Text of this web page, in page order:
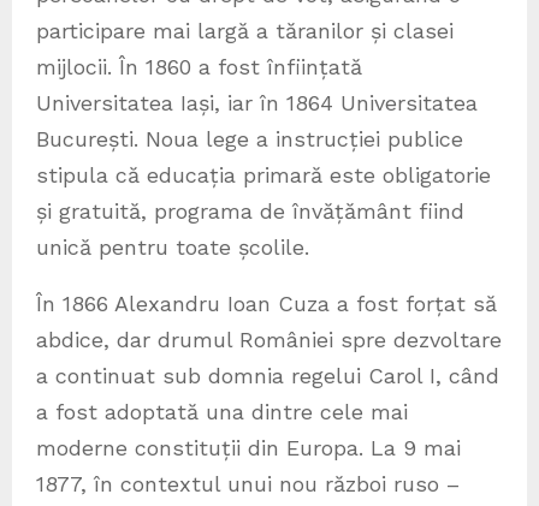
participare mai largă a tăranilor și clasei
mijlocii. În 1860 a fost înființată
Universitatea Iași, iar în 1864 Universitatea
București. Noua lege a instrucției publice
stipula că educația primară este obligatorie
și gratuită, programa de învățământ fiind
unică pentru toate școlile.
În 1866 Alexandru Ioan Cuza a fost forțat să
abdice, dar drumul României spre dezvoltare
a continuat sub domnia regelui Carol I, când
a fost adoptată una dintre cele mai
moderne constituții din Europa. La 9 mai
1877, în contextul unui nou război ruso –